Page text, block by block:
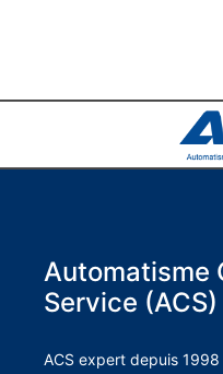
Automatisme
Service (ACS)
ACS expert depuis